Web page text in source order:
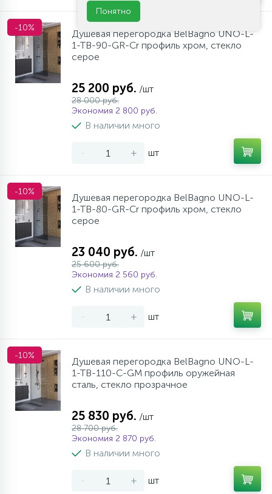
-10%
Душевая перегородка BelBagno UNO-L-
1-TB-90-GR-Cr профиль хром, стекло
серое
25 200 руб. /шт
28 000 руб.
Экономия 2 800 руб.
В наличии много
- + шт
-10%
Душевая перегородка BelBagno UNO-L-
1-TB-80-GR-Cr профиль хром, стекло
серое
23 040 руб. /шт
25 600 руб.
Экономия 2 560 руб.
В наличии много
- + шт
-10%
Душевая перегородка BelBagno UNO-L-
1-TB-110-C-GM профиль оружейная
сталь, стекло прозрачное
25 830 руб. /шт
28 700 руб.
Экономия 2 870 руб.
В наличии много
- + шт
Понятно